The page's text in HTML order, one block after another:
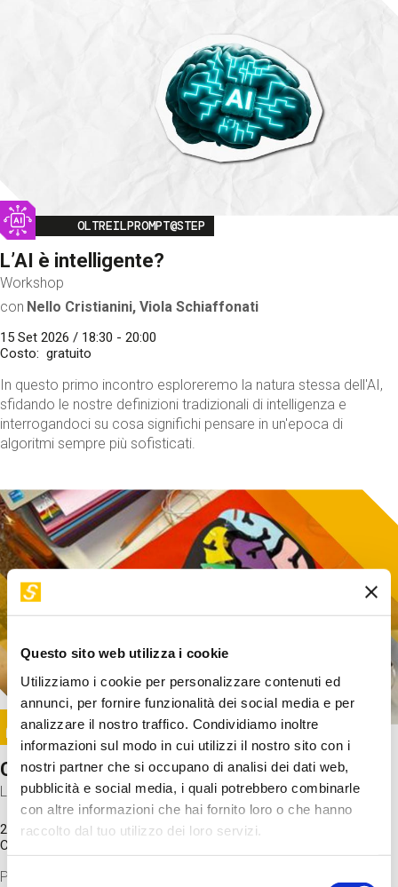
Questo sito web utilizza i cookie
Utilizziamo i cookie per personalizzare contenuti ed
annunci, per fornire funzionalità dei social media e per
analizzare il nostro traffico. Condividiamo inoltre
informazioni sul modo in cui utilizzi il nostro sito con i
nostri partner che si occupano di analisi dei dati web,
pubblicità e social media, i quali potrebbero combinarle
con altre informazioni che hai fornito loro o che hanno
raccolto dal tuo utilizzo dei loro servizi.
Selezione
Image
OLTREILPROMPT@STEP
L’AI è intelligente?
Workshop
con Nello Cristianini, Viola Schiaffonati
15 Set 2026 / 18:30 - 20:00
Costo
gratuito
In questo primo incontro esploreremo la natura stessa dell'AI,
sfidando le nostre definizioni tradizionali di intelligenza e
interrogandoci su cosa significhi pensare in un'epoca di
algoritmi sempre più sofisticati.
Image
SUNDAY@STEP
Come funziona il cervello?
Laboratorio
20 Set 2026 / 11:15 - 13:00
Costo
Proveremo a costruire un cervello in cartoncino cercando di